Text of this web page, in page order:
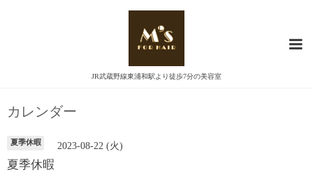
JR武蔵野線東浦和駅より徒歩7分の美容室
カレンダー
夏季休暇 2023-08-22 (火)
夏季休暇